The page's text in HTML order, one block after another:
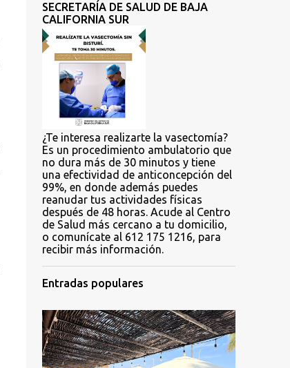
SECRETARÍA DE SALUD DE BAJA
CALIFORNIA SUR
¿Te interesa realizarte la vasectomía?
Es un procedimiento ambulatorio que
no dura más de 30 minutos y tiene
una efectividad de anticoncepción del
99%, en donde además puedes
reanudar tus actividades físicas
después de 48 horas. Acude al Centro
de Salud más cercano a tu domicilio,
o comunícate al 612 175 1216, para
recibir más información.
Entradas populares